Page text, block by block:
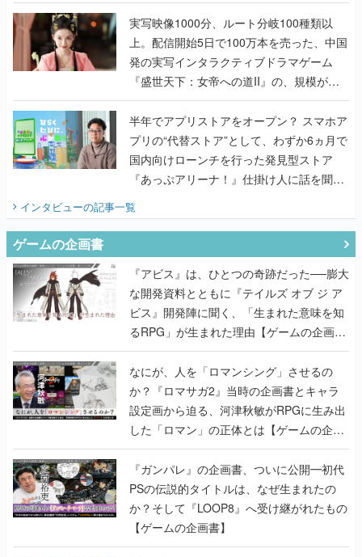
んだレジェンド2人に訊く開発秘話
実写映像1000分、ルート分岐100種類以
上。配信開始5日で100万本を売った、中国
発の実写インタラクティブドラマゲーム
『盛世天下：女帝への道II』の、規模が違
うこだわりをプロデューサーに聞いた
半年でアプリストアをオープン？ スマホア
プリの“代替ストア”として、わずか6ヵ月で
国内向けローンチを行った発見型ストア
『あっぷアリーナ！』仕掛け人に話を聞い
インタビューの記事一覧
ゲームの企画書
『アビス』は、ひとつの奇跡だった──膨大
な開発資料とともに『テイルズ オブ ジ ア
ビス』開発陣に聞く、「生まれた意味を知
るRPG」が生まれた理由【ゲームの企画
書】
なにが、人を「ロマンシング」させるの
か？『ロマサガ2』当時の企画書とキャラ
設定画から迫る、河津秋敏がRPGに生み出
した「ロマン」の正体とは【ゲームの企画
書】
『ガンパレ』の企画書、ついに公開━初代
PSの伝説的タイトルは、なぜ生まれたの
か？そして『LOOP8』へ受け継がれたもの
【ゲームの企画書】